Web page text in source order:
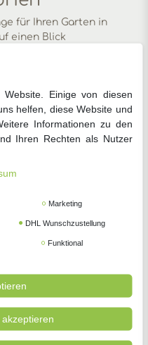
für Ihren Garten in
einen Blick
Einige von diesen
helfen, diese Website und
Informationen zu den
Ihren Rechten als Nutzer
Marketing
DHL Wunschzustellung
Funktional